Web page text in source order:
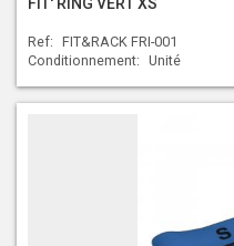
FIT' RING VERT XS
Ref: FIT&RACK FRI-001
Conditionnement: Unité